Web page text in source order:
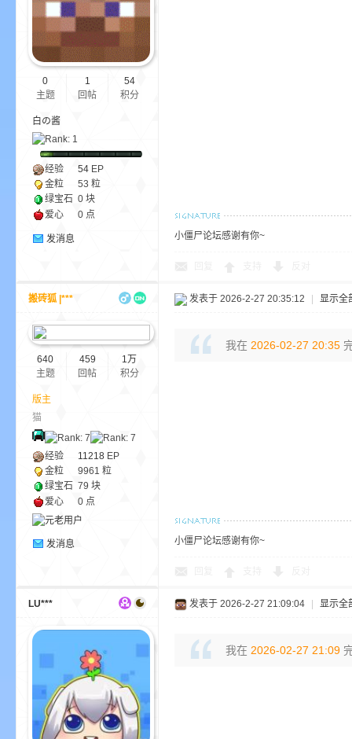
0
主题
1
回帖
54
积分
白の酱
经验 54 EP
金粒
53 粒
绿宝石 0 块
爱心
0 点
发消息 小僵尸论坛感谢有你~
搬砖狐 |***
640
主题
459
回帖
1万
积分
版主
猫
经验 11218 EP
金粒
9961 粒
绿宝石 79 块
爱心
0 点
发消息
发表于 2026-2-27 20:35:12 显示全
我在 2026-02-27 20:35
小僵尸论坛感谢有你~
LU*** 发表于 2026-2-27 21:09:04 显示全
我在 2026-02-27 21:09